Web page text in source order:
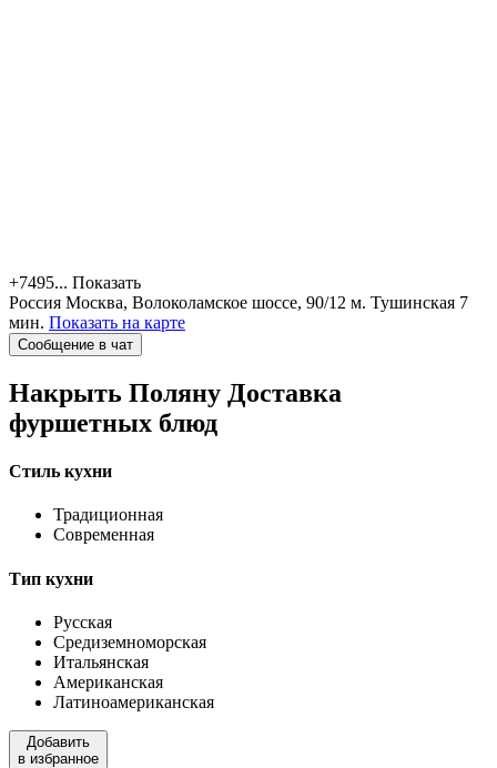
+7495... Показать
Россия Москва, Волоколамское шоссе, 90/12 м. Тушинская 7
мин. Показать на карте
Сообщение в чат
Накрыть Поляну Доставка
фуршетных блюд
Стиль кухни
Традиционная
Современная
Тип кухни
Русская
Средиземноморская
Итальянская
Американская
Латиноамериканская
Добавить
в избранное